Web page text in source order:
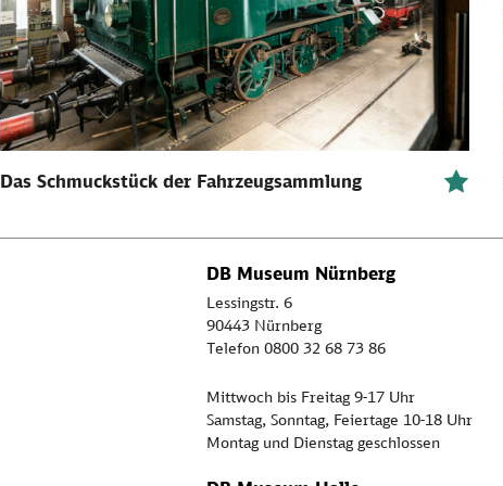
Das Schmuckstück der Fahrzeugsammlung
DB Museum Nürnberg
Lessingstr. 6
90443 Nürnberg
Telefon 0800 32 68 73 86
Mittwoch bis Freitag 9-17 Uhr
Samstag, Sonntag, Feiertage 10-18 Uhr
Montag und Dienstag geschlossen